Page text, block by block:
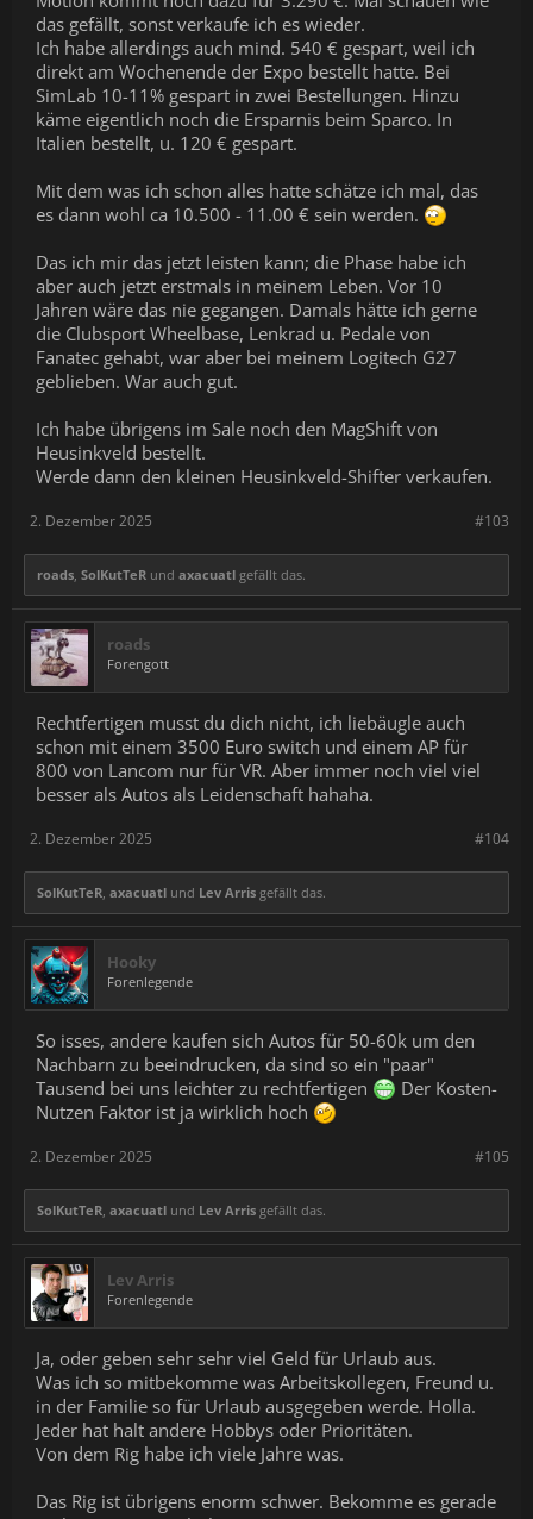
das gefällt, sonst verkaufe ich es wieder.
Ich habe allerdings auch mind. 540 € gespart, weil ich
direkt am Wochenende der Expo bestellt hatte. Bei
SimLab 10-11% gespart in zwei Bestellungen. Hinzu
käme eigentlich noch die Ersparnis beim Sparco. In
Italien bestellt, u. 120 € gespart.
Mit dem was ich schon alles hatte schätze ich mal, das
es dann wohl ca 10.500 - 11.00 € sein werden.
Das ich mir das jetzt leisten kann; die Phase habe ich
aber auch jetzt erstmals in meinem Leben. Vor 10
Jahren wäre das nie gegangen. Damals hätte ich gerne
die Clubsport Wheelbase, Lenkrad u. Pedale von
Fanatec gehabt, war aber bei meinem Logitech G27
geblieben. War auch gut.
Ich habe übrigens im Sale noch den MagShift von
Heusinkveld bestellt.
Werde dann den kleinen Heusinkveld-Shifter verkaufen.
#103
2. Dezember 2025
roads, SolKutTeR und axacuatl gefällt das.
roads
Forengott
Rechtfertigen musst du dich nicht, ich liebäugle auch
schon mit einem 3500 Euro switch und einem AP für
800 von Lancom nur für VR. Aber immer noch viel viel
besser als Autos als Leidenschaft hahaha.
#104
2. Dezember 2025
SolKutTeR, axacuatl und Lev Arris gefällt das.
Hooky
Forenlegende
So isses, andere kaufen sich Autos für 50-60k um den
Nachbarn zu beeindrucken, da sind so ein "paar"
Tausend bei uns leichter zu rechtfertigen
Der Kosten-
Nutzen Faktor ist ja wirklich hoch
#105
2. Dezember 2025
SolKutTeR, axacuatl und Lev Arris gefällt das.
Lev Arris
Forenlegende
Ja, oder geben sehr sehr viel Geld für Urlaub aus.
Was ich so mitbekomme was Arbeitskollegen, Freund u.
in der Familie so für Urlaub ausgegeben werde. Holla.
Jeder hat halt andere Hobbys oder Prioritäten.
Von dem Rig habe ich viele Jahre was.
Das Rig ist übrigens enorm schwer. Bekomme es gerade